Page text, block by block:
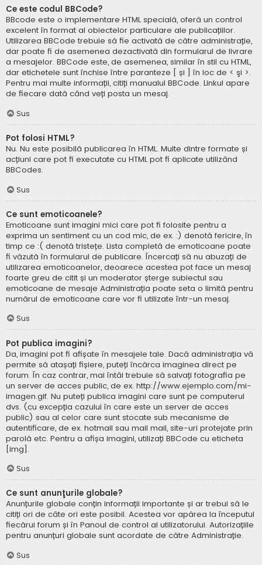
Ce este codul BBCode?
BBcode este o implementare HTML specială, oferă un control
excelent în format al obiectelor particulare ale publicațiilor.
Utilizarea BBCode trebuie să fie activată de către administrație,
dar poate fi de asemenea dezactivată din formularul de livrare
a mesajelor. BBCode este, de asemenea, similar în stil cu HTML,
dar etichetele sunt închise între paranteze [ și ] în loc de < şi >.
Pentru mai multe informații, citiți manualul BBCode. Linkul apare
de fiecare dată când veți posta un mesaj.
Sus
Pot folosi HTML?
Nu. Nu este posibilă publicarea în HTML. Multe dintre formate și
acțiuni care pot fi executate cu HTML pot fi aplicate utilizând
BBCodes.
Sus
Ce sunt emoticoanele?
Emoticoane sunt imagini mici care pot fi folosite pentru a
exprima un sentiment cu un cod mic, de ex. :) denotă fericire, în
timp ce :( denotă tristețe. Lista completă de emoticoane poate
fi văzută în formularul de publicare. Încercați să nu abuzați de
utilizarea emoticoanelor, deoarece acestea pot face un mesaj
foarte greu de citit și un moderator șterge subiectul sau
emoticoane de mesaje Administrația poate seta o limită pentru
numărul de emoticoane care vor fi utilizate într-un mesaj.
Sus
Pot publica imagini?
Da, imagini pot fi afișate în mesajele tale. Dacă administrația vă
permite să atașați fișiere, puteți încărca imaginea direct pe
forum. În caz contrar, mai întâi trebuie să salvați fotografia pe
un server de acces public, de ex. http://www.ejemplo.com/mi-
imagen.gif. Nu puteți publica imagini care sunt pe computerul
dvs. (cu excepția cazului în care este un server de acces
public) sau al celor care sunt stocate sub mecanisme de
autentificare, de ex. hotmail sau mail mail, site-uri protejate prin
parolă etc. Pentru a afișa imagini, utilizați BBCode cu eticheta
[img].
Sus
Ce sunt anunţurile globale?
Anunțurile globale conțin informații importante și ar trebui să le
citiți ori de câte ori este posibil. Acestea vor apărea la începutul
fiecărui forum și în Panoul de control al utilizatorului. Autorizațiile
pentru anunțuri globale sunt acordate de către Administrație.
Sus